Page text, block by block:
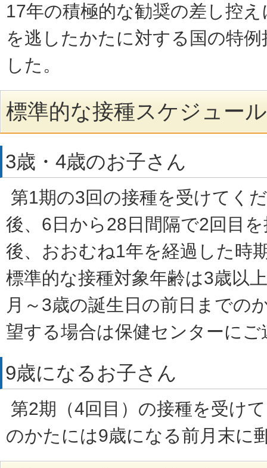
17年の積極的な勧奨の差し控
を逃したかたに対する国の特
した。
標準的な接種スケジュール
3歳・4歳のお子さん
第1期の3回の接種を受けてく
後、6日から28日間隔で2回目
後、おおむね1年を経過した時
標準的な接種対象年齢は3歳以
月～3歳の誕生日の前日までの
望する場合は保健センターに
9歳になるお子さん
第2期（4回目）の接種を受け
のかたには9歳になる前月末